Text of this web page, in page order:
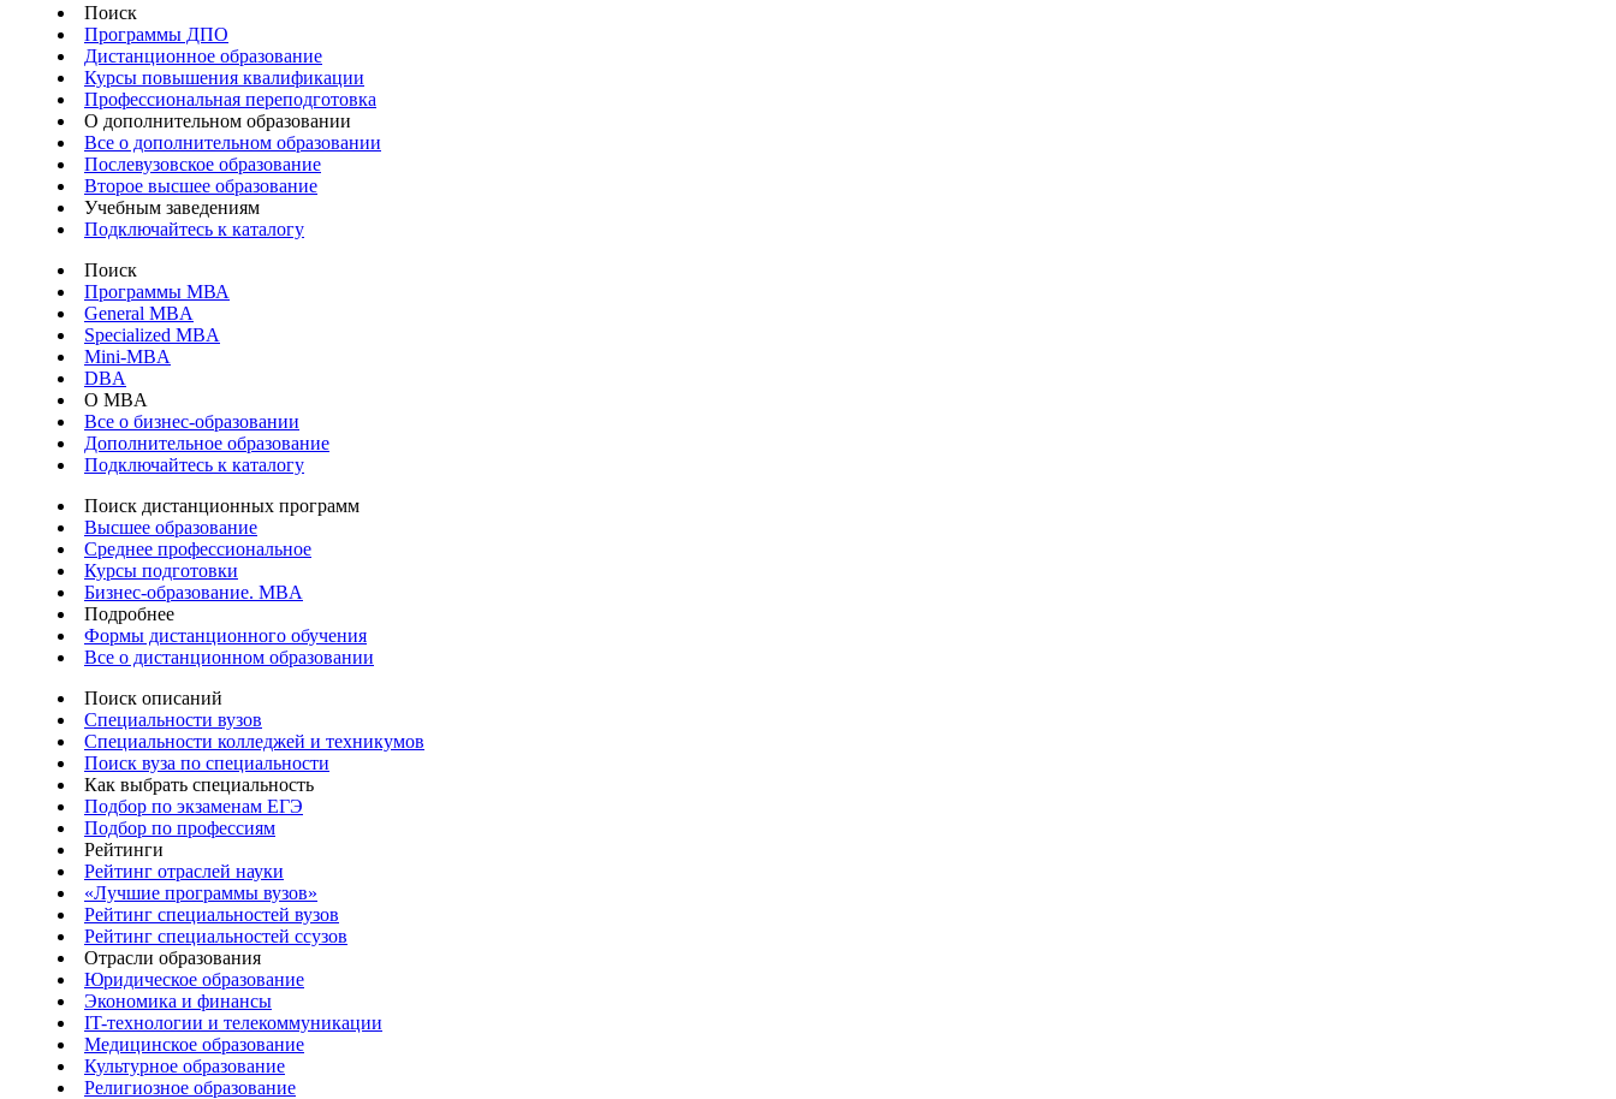
Поиск
Программы ДПО
Дистанционное образование
Курсы повышения квалификации
Профессиональная переподготовка
О дополнительном образовании
Все о дополнительном образовании
Послевузовское образование
Второе высшее образование
Учебным заведениям
Подключайтесь к каталогу
Поиск
Программы МВА
General MBA
Specialized MBA
Mini-MBA
DBA
О MBA
Все о бизнес-образовании
Дополнительное образование
Подключайтесь к каталогу
Поиск дистанционных программ
Высшее образование
Среднее профессиональное
Курсы подготовки
Бизнес-образование. MBA
Подробнее
Формы дистанционного обучения
Все о дистанционном образовании
Поиск описаний
Специальности вузов
Специальности колледжей и техникумов
Поиск вуза по специальности
Как выбрать специальность
Подбор по экзаменам ЕГЭ
Подбор по профессиям
Рейтинги
Рейтинг отраслей науки
«Лучшие программы вузов»
Рейтинг специальностей вузов
Рейтинг специальностей ссузов
Отрасли образования
Юридическое образование
Экономика и финансы
IT-технологии и телекоммуникации
Медицинское образование
Культурное образование
Религиозное образование